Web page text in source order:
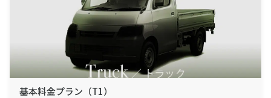
基本料金プラン（T1）